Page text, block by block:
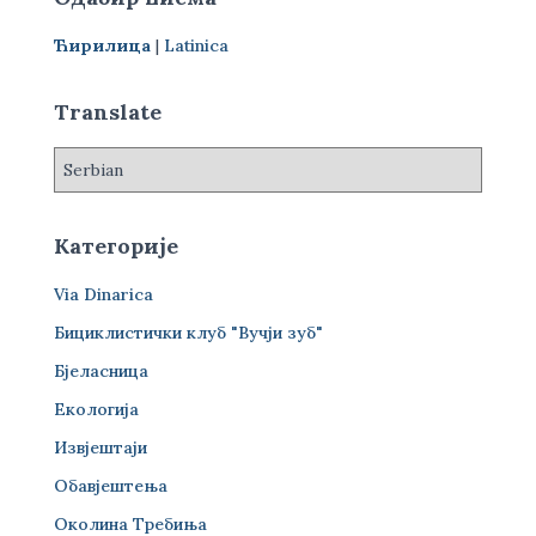
а
а
Ћирилица | Latinica
Translate
Категорије
Via Dinarica
Бициклистички клуб "Вучји зуб"
Бјеласница
Екологија
Извјештаји
Обавјештења
Околина Требиња